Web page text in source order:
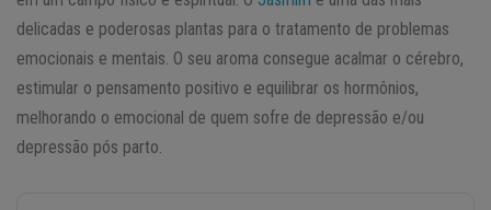
delicadas e poderosas plantas para o tratamento de problemas
emocionais e mentais. O seu aroma consegue acalmar o cérebro,
estimular o pensamento positivo e equilibrar os hormônios,
melhorando o emocional de quem sofre de depressão e/ou
depressão pós parto.